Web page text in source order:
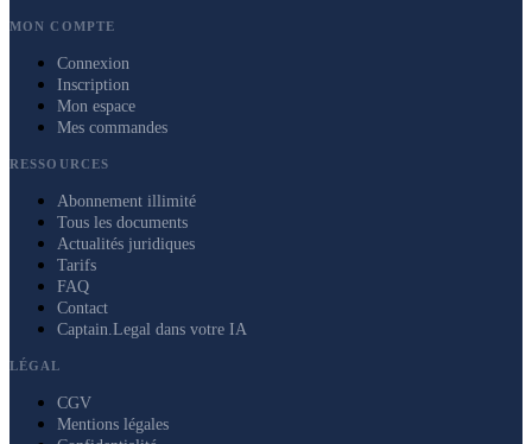
MON COMPTE
Connexion
Inscription
Mon espace
Mes commandes
RESSOURCES
Abonnement illimité
Tous les documents
Actualités juridiques
Tarifs
FAQ
Contact
Captain.Legal dans votre IA
LÉGAL
CGV
Mentions légales